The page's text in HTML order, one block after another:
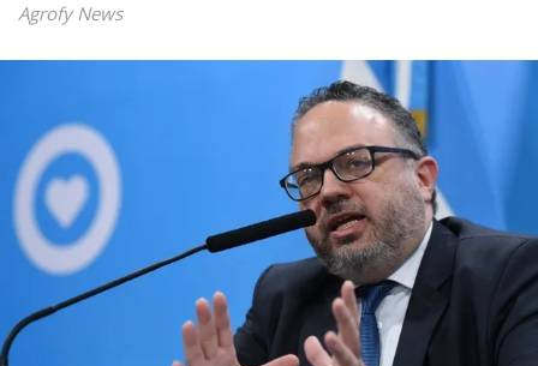
Agrofy News